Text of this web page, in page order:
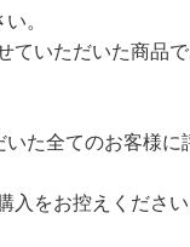
。
いただいた商品
た全てのお客様に
をお控えください